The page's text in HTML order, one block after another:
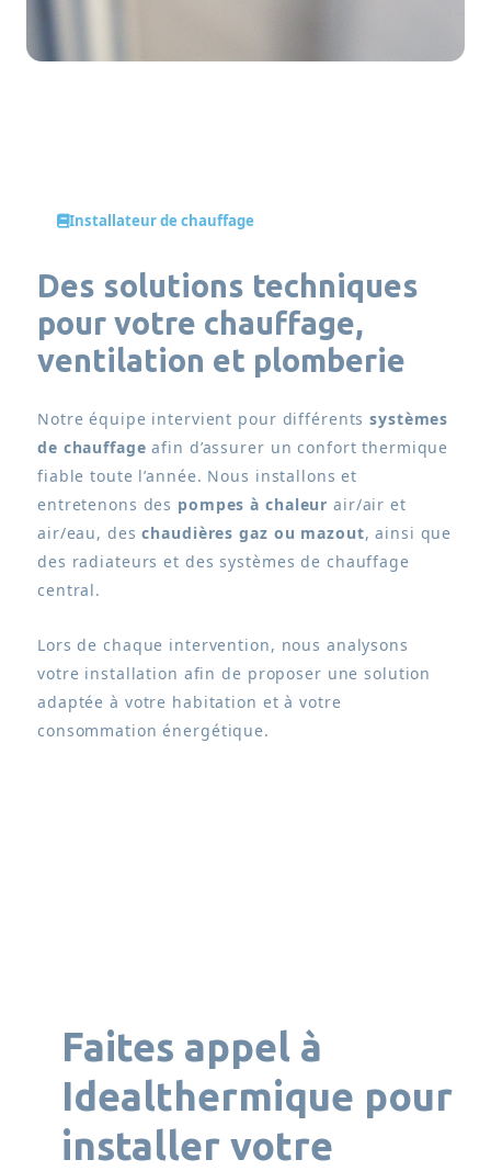
Installateur de chauffage
Des solutions techniques
pour votre chauffage,
ventilation et plomberie
Notre équipe intervient pour différentssystèmes
de chauffage afin d’assurer un confort thermique
fiable toute l’année. Nous installons et
entretenons des pompes à chaleur air/air et
air/eau, deschaudières gaz ou mazout, ainsi que
des radiateurs et des systèmes de chauffage
central.
Lors de chaque intervention, nous analysons
votre installation afin de proposer une solution
adaptée à votre habitation et à votre
consommation énergétique.
Faites appel à
Idealthermique pour
installer votre